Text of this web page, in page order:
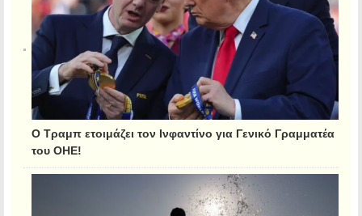
Ο Τραμπ ετοιμάζει τον Ινφαντίνο για Γενικό Γραμματέα
του ΟΗΕ!